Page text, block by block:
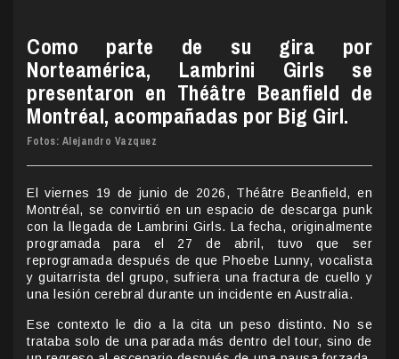
Como parte de su gira por
Norteamérica, Lambrini Girls se
presentaron en Théâtre Beanfield de
Montréal, acompañadas por Big Girl.
Fotos: Alejandro Vazquez
El viernes 19 de junio de 2026, Théâtre Beanfield, en
Montréal, se convirtió en un espacio de descarga punk
con la llegada de Lambrini Girls. La fecha, originalmente
programada para el 27 de abril, tuvo que ser
reprogramada después de que Phoebe Lunny, vocalista
y guitarrista del grupo, sufriera una fractura de cuello y
una lesión cerebral durante un incidente en Australia.
Ese contexto le dio a la cita un peso distinto. No se
trataba solo de una parada más dentro del tour, sino de